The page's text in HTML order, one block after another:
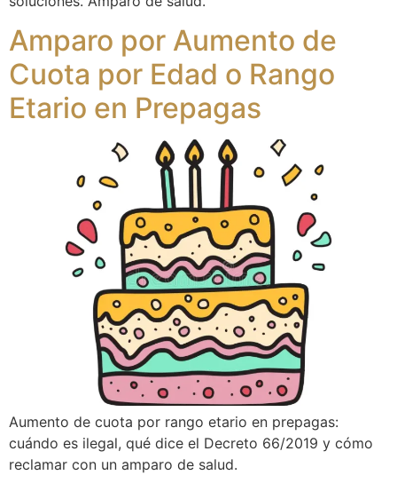
Amparo por Aumento de
Cuota por Edad o Rango
Etario en Prepagas
Aumento de cuota por rango etario en prepagas:
cuándo es ilegal, qué dice el Decreto 66/2019 y cómo
reclamar con un amparo de salud.